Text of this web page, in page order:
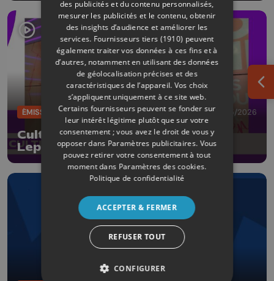
ÉMISSIONS 29/05/2026
CultureL avec l'humoriste Manon
Lepomme
des publicités et du contenu personnalisés,
mesurer les publicités et le contenu, obtenir
des insights d’audience et améliorer les
services. Fournisseurs tiers (1910) peuvent
également traiter vos données à ces fins et à
d’autres, notamment en utilisant des données
de géolocalisation précises et des
caractéristiques de l’appareil. Vos choix
s’appliquent uniquement à ce site web.
Certains fournisseurs peuvent se fonder sur
leur intérêt légitime plutôt que sur votre
consentement ; vous avez le droit de vous y
opposer dans Paramètres publicitaires. Vous
pouvez retirer votre consentement à tout
moment dans Paramètres des cookies.
Politique de confidentialité
ACCEPTER & FERMER
REFUSER TOUT
CONFIGURER